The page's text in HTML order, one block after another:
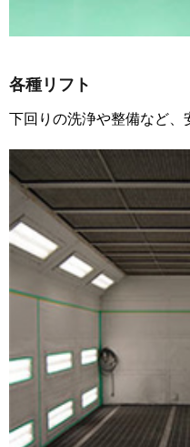
各種リフト
下回りの洗浄や整備など、